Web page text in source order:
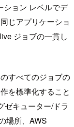
ション レベルでデ
じアプリケーショ
ジョブの一貫し
すべてのジョブの
を標準化すること
ゼキューター/ドラ
場所、AWS